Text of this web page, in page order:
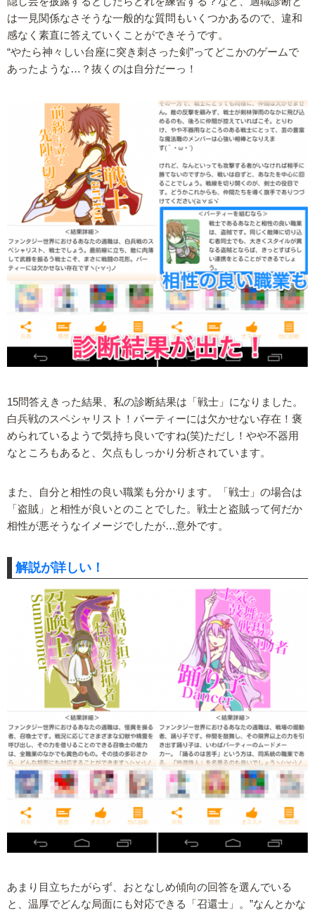
は一見関係なさそうな一般的な質問もいくつかあるので、違和
感なく素直に答えていくことができそうです。
“やたら神々しい台座に突き刺さった剣”ってどこかのゲームで
あったような…？抜くのは自分だーっ！
15問答えきった結果、私の診断結果は「戦士」になりました。
白兵戦のスペシャリスト！パーティーには欠かせない存在！褒
められているようで気持ち良いですね(笑)ただし！やや不器用
なところもあると、欠点もしっかり分析されています。
また、自分と相性の良い職業も分かります。「戦士」の場合は
「盗賊」と相性が良いとのことでした。戦士と盗賊って何だか
相性が悪そうなイメージでしたが…意外です。
解説が詳しい！
あまり目立ちたがらず、おとなしめ傾向の回答を選んでいる
と、温厚でどんな局面にも対応できる「召還士」。”なんとかな